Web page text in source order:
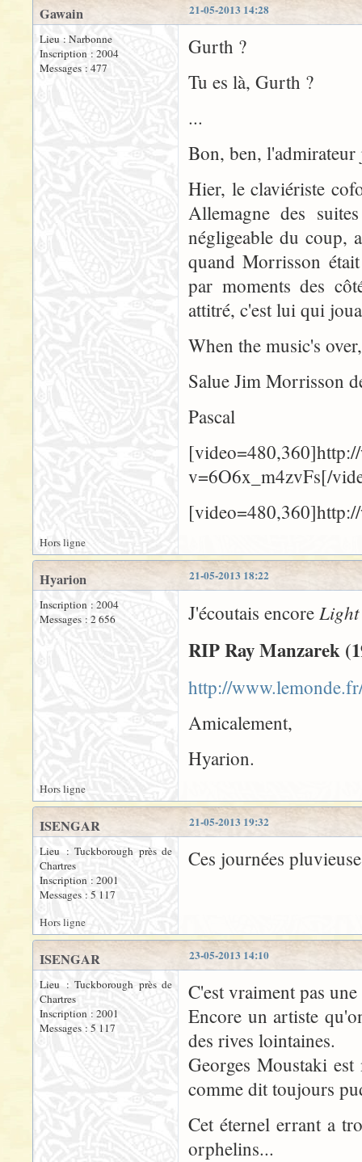
21-05-2013 14:28
Gawain
Lieu : Narbonne
Inscription : 2004
Messages : 477
Gurth ?
Tu es là, Gurth ?
...
Bon, ben,
Hier, le claviériste
Allemagne des
négligeable du coup,
quand Morrisson
par moments des
attitré, c'est lui qui
When the music's
Salue Jim Morrisson
Pascal
v=6O6x_m4zvFs[/
Hors ligne
21-05-2013 18:22
Hyarion
Inscription : 2004
Messages : 2 656
J'écoutais encore
RIP Ray Manzarek
http://
Amicalement,
Hyarion.
Hors ligne
21-05-2013 19:32
ISENGAR
Lieu : Tuckborough près de
Chartres
Inscription : 2001
Messages : 5 117
Ces journées
Hors ligne
23-05-2013 14:10
ISENGAR
Lieu : Tuckborough près de
Chartres
Inscription : 2001
Messages : 5 117
C'est vraiment pas
Encore un artiste
des rives lointaines.
Georges Moustaki
comme dit toujours
Cet éternel errant a
orphelins...